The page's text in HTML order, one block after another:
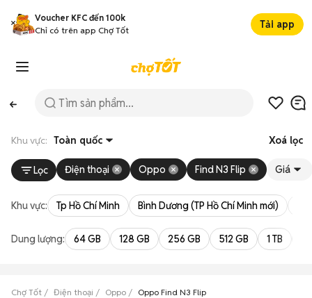
Voucher KFC đến 100k
Chỉ có trên app Chợ Tốt
Tải app
Khu vực: Toàn quốc Xoá lọc
Lọc Điện thoại Oppo Find N3 Flip Giá
Khu vực: Tp Hồ Chí Minh Bình Dương (TP Hồ Chí Minh mới)
Dung lượng: 64 GB 128 GB 256 GB 512 GB 1 TB
Chợ Tốt Điện thoại Oppo Oppo Find N3 Flip